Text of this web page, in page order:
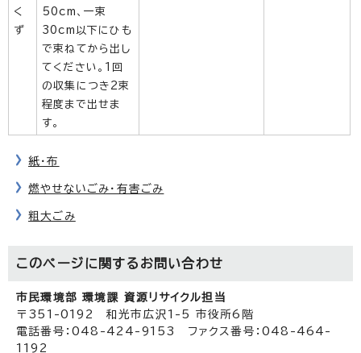
く
ず
50cm、一束
30cm以下にひも
で束ねてから出し
てください。1回
の収集につき2束
程度まで出せま
す。
紙・布
燃やせないごみ・有害ごみ
粗大ごみ
このページに関する お問い合わせ
市民環境部 環境課 資源リサイクル担当
〒351-0192 和光市広沢1-5 市役所6階
電話番号：048-424-9153 ファクス番号：048-464-
1192